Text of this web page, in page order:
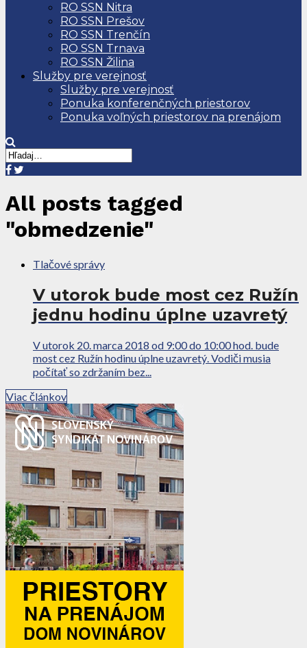
RO SSN Nitra
RO SSN Prešov
RO SSN Trenčín
RO SSN Trnava
RO SSN Žilina
Služby pre verejnosť
Služby pre verejnosť
Ponuka konferenčných priestorov
Ponuka voľných priestorov na prenájom
All posts tagged
"obmedzenie"
Tlačové správy
V utorok bude most cez Ružín
jednu hodinu úplne uzavretý
V utorok 20. marca 2018 od 9:00 do 10:00 hod. bude
most cez Ružín hodinu úplne uzavretý. Vodiči musia
počítať so zdržaním bez...
Viac článkov